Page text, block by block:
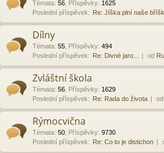
Témata: 56 Příspěvky: 1625
Poslední příspěvek: Re: Jíška plní naše
Dílny
Témata: 55 Příspěvky: 494
Poslední příspěvek: Re: Divné jaro... od
Zvláštní škola
Témata: 56 Příspěvky: 1629
Poslední příspěvek: Re: Rada do života od
Rýmocvična
Témata: 50 Příspěvky: 9730
Poslední příspěvek: Re: Co to je distichon